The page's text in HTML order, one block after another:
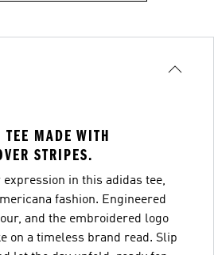
TEE MADE WITH
STRIPES.
in this adidas tee,
fashion. Engineered
and the embroidered logo
on a timeless brand read. Slip